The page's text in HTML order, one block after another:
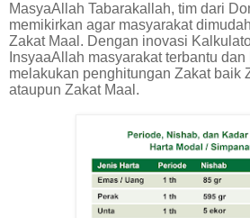
MasyaAllah Tabarakallah, tim dari
memikirkan agar masyarakat
Zakat Maal. Dengan inovasi
InsyaaAllah masyarakat terbantu
melakukan penghitungan Zakat baik
ataupun Zakat Maal.